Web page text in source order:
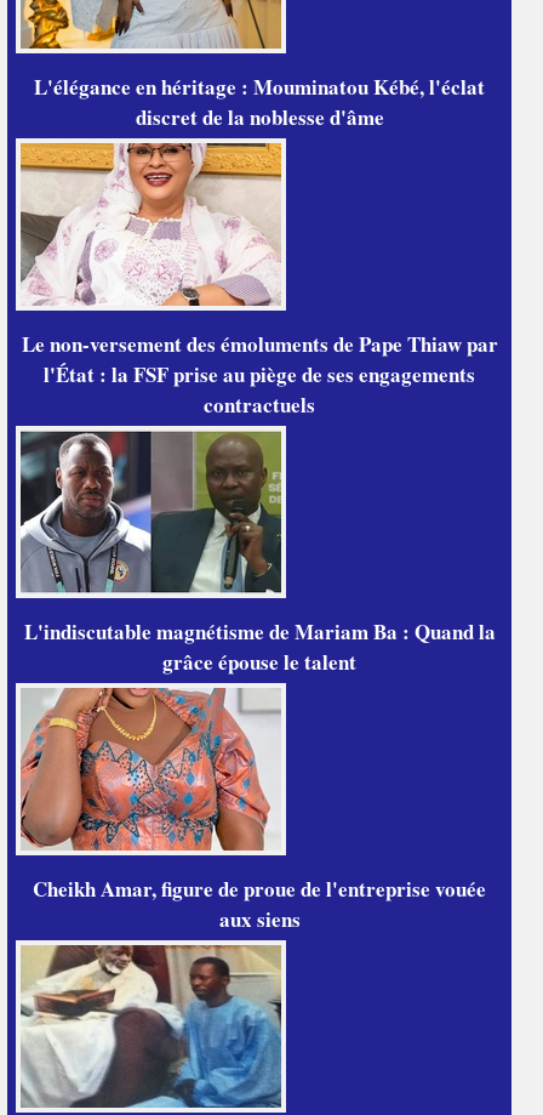
L'élégance en héritage : Mouminatou Kébé, l'éclat
discret de la noblesse d'âme
Le non-versement des émoluments de Pape Thiaw par
l'État : la FSF prise au piège de ses engagements
contractuels
L'indiscutable magnétisme de Mariam Ba : Quand la
grâce épouse le talent
Cheikh Amar, figure de proue de l'entreprise vouée
aux siens